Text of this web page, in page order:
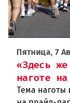
Пятница, 7
«Здесь
наготе
Тема